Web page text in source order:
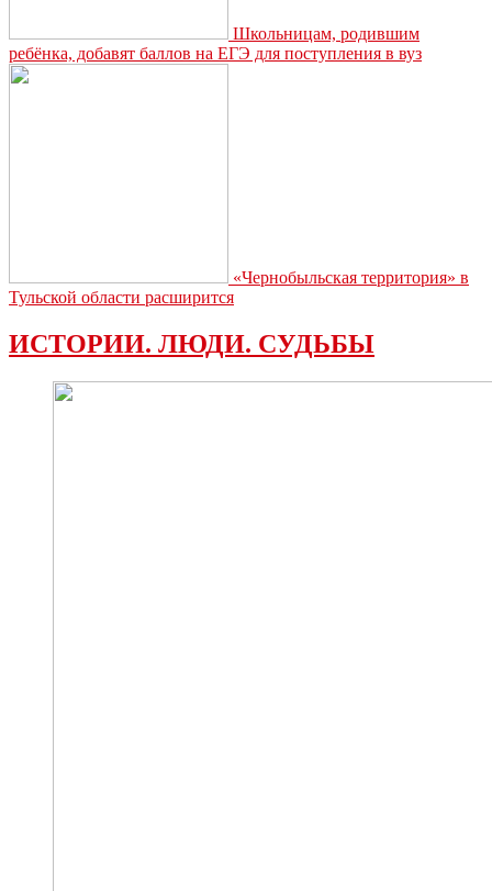
Школьницам, родившим
ребёнка, добавят баллов на ЕГЭ для поступления в вуз
«Чернобыльская территория» в
Тульской области расширится
ИСТОРИИ. ЛЮДИ. СУДЬБЫ